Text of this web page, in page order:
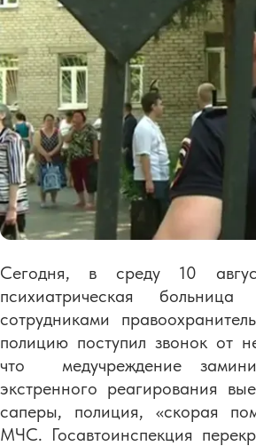
Сегодня, в среду 10
психиатрическая
сотрудниками
полицию поступил звонок от
что медучреждение
экстренного реагирования
саперы, полиция, «скорая
МЧС. Госавтоинспекция